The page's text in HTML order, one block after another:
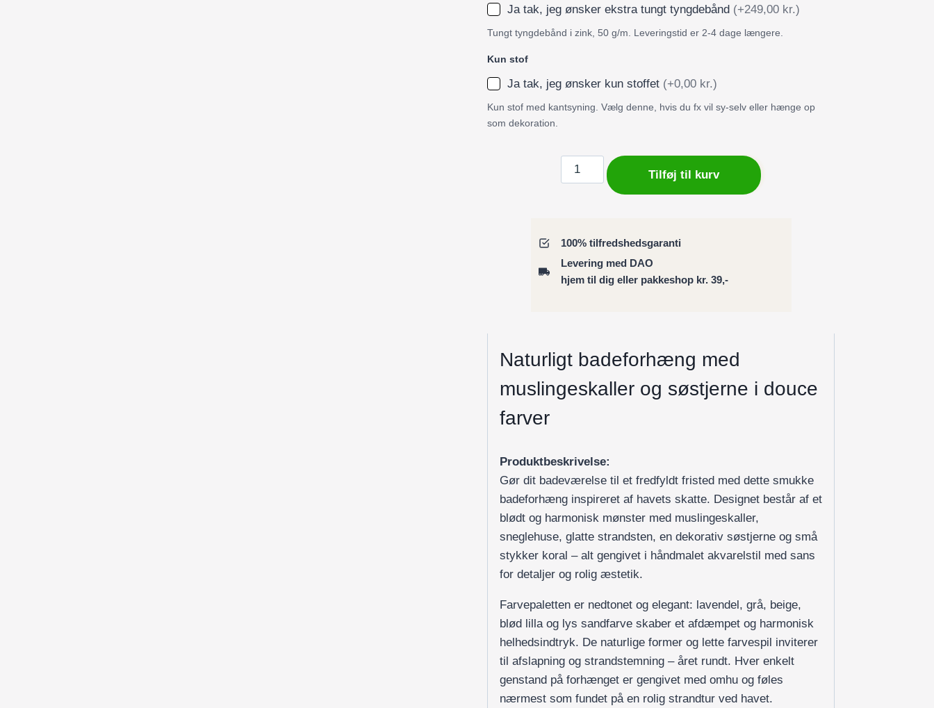
Ja tak, jeg ønsker ekstra tungt tyngdebånd (+249,00 kr.)
Tungt tyngdebånd i zink, 50 g/m. Leveringstid er 2-4 dage længere.
Kun stof
Ja tak, jeg ønsker kun stoffet (+0,00 kr.)
Kun stof med kantsyning. Vælg denne, hvis du fx vil sy-selv eller hænge op
som dekoration.
Badeforhæng
skaller
–
blødt
stranddesign
Tilføj til kurv
100% tilfredshedsgaranti
Levering med DAO
hjem til dig eller pakkeshop kr. 39,-
Naturligt badeforhæng med
muslingeskaller og søstjerne i douce
farver
Produktbeskrivelse:
Gør dit badeværelse til et fredfyldt fristed med dette smukke
badeforhæng inspireret af havets skatte. Designet består af et
blødt og harmonisk mønster med muslingeskaller,
sneglehuse, glatte strandsten, en dekorativ søstjerne og små
stykker koral – alt gengivet i håndmalet akvarelstil med sans
for detaljer og rolig æstetik.
Farvepaletten er nedtonet og elegant: lavendel, grå, beige,
blød lilla og lys sandfarve skaber et afdæmpet og harmonisk
helhedsindtryk. De naturlige former og lette farvespil inviterer
til afslapning og strandstemning – året rundt. Hver enkelt
genstand på forhænget er gengivet med omhu og føles
nærmest som fundet på en rolig strandtur ved havet.